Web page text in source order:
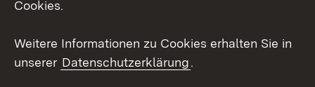
Youtube
Kontakt
Datenschutz
Cookies.
Weitere Informationen zu Cookies erhalten Sie in
unserer Datenschutzerklärung.